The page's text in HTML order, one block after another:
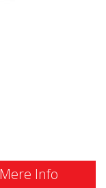
Mere Info